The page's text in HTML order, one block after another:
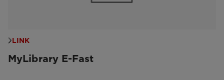
LINK
MyLibrary E-Fast